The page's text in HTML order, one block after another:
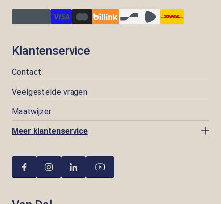
Klantenservice
Contact
Veelgestelde vragen
Maatwijzer
Meer klantenservice